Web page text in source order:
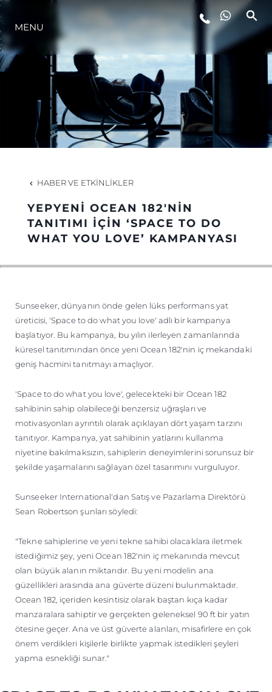
YAŞAM ŞEKLİ
YENILIK
ŞİRKET
MİRAS
MENU
HABER VE ETKINLIKLER
YEPYENİ OCEAN 182'NİN
TANITIMI İÇİN ‘SPACE TO DO
WHAT YOU LOVE’ KAMPANYASI
Sunseeker, dünyanın önde gelen lüks performans yat
üreticisi, 'Space to do what you love' adlı bir kampanya
başlatıyor. Bu kampanya, bu yılın ilerleyen zamanlarında
küresel tanıtımından önce yeni Ocean 182'nin iç mekandaki
geniş hacmini tanıtmayı amaçlıyor.
'Space to do what you love', gelecekteki bir Ocean 182
sahibinin sahip olabileceği benzersiz uğraşları ve
motivasyonları ayrıntılı olarak açıklayan dört yaşam tarzını
tanıtıyor. Kampanya, yat sahibinin yatlarını kullanma
niyetine bakılmaksızın, sahiplerin deneyimlerini sorunsuz bir
şekilde yaşamalarını sağlayan özel tasarımını vurguluyor.
Sunseeker International'dan Satış ve Pazarlama Direktörü
Sean Robertson şunları söyledi:
"Tekne sahiplerine ve yeni tekne sahibi olacaklara iletmek
istediğimiz şey, yeni Ocean 182'nin iç mekanında mevcut
olan büyük alanın miktarıdır. Bu yeni modelin ana
güzellikleri arasında ana güverte düzeni bulunmaktadır.
Ocean 182, içeriden kesintisiz olarak baştan kıça kadar
manzaralara sahiptir ve gerçekten geleneksel 90 ft bir yatın
ötesine geçer. Ana ve üst güverte alanları, misafirlere en çok
önem verdikleri kişilerle birlikte yapmak istedikleri şeyleri
yapma esnekliği sunar."